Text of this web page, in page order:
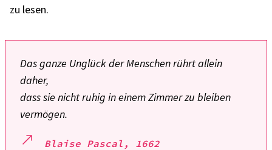
zu lesen.
Das ganze Unglück der Menschen rührt allein
daher,
dass sie nicht ruhig in einem Zimmer zu blei­ben
vermö­gen.
Blaise Pascal, 1662